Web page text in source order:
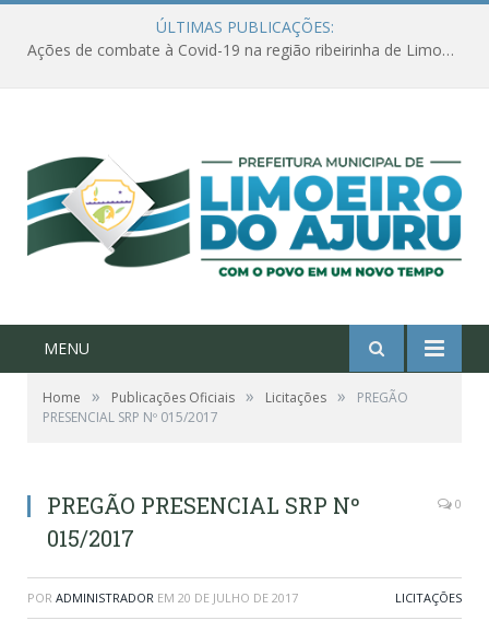
ÚLTIMAS PUBLICAÇÕES:
Ações de combate à Covid-19 na região ribeirinha de Limoeiro do Ajuru continuam
MENU
Home » Publicações Oficiais » Licitações »
PREGÃO
PRESENCIAL SRP Nº 015/2017
PREGÃO PRESENCIAL SRP Nº
015/2017
0
POR ADMINISTRADOR EM 20 DE JULHO DE 2017 LICITAÇÕES